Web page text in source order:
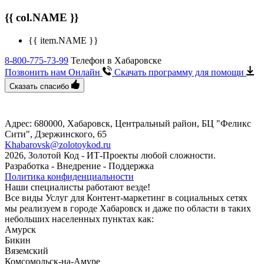
{{ col.NAME }}
{{ item.NAME }}
8-800-775-73-99 Телефон в Хабаровске
Позвонить нам Онлайн
Скачать программу для помощи
Сказать спасибо
Адрес: 680000, Хабаровск, Центральный район, БЦ "Феликс
Сити", ​Дзержинского, 65
Khabarovsk@zolotoykod.ru
2026, Золотой Код - ИТ-Проекты любой сложности.
Разработка - Внедрение - Поддержка
Политика конфиденциальности
Наши специалисты работают везде!
Все виды Услуг для Контент-маркетинг в социальных сетях
мы реализуем в городе Хабаровск и даже по области в таких
небольших населенных пунктах как:
Амурск
Бикин
Вяземский
Комсомольск-на-Амуре